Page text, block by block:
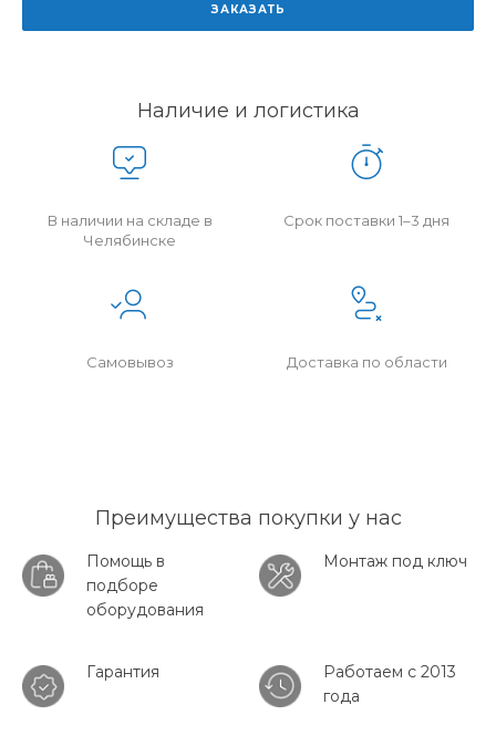
ЗАКАЗАТЬ
Наличие и логистика
В наличии на складе в
Челябинске
Срок поставки 1–3 дня
Самовывоз Доставка по области
Преимущества покупки у нас
Помощь в
подборе
оборудования
Монтаж под ключ
Гарантия
Работаем с 2013
года